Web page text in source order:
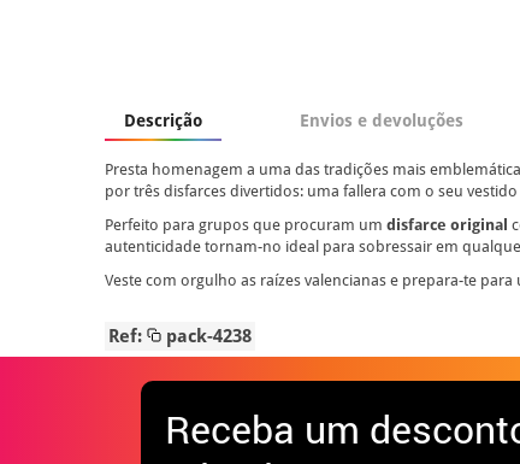
Descrição Envios e devoluções
Presta homenagem a uma das tradições mais
por três disfarces divertidos: uma fallera com o seu
Perfeito para grupos que procuram um disfarce original
autenticidade tornam-no ideal para sobressair em
Veste com orgulho as raízes valencianas e prepara-te
Ref: pack-4238
Receba um